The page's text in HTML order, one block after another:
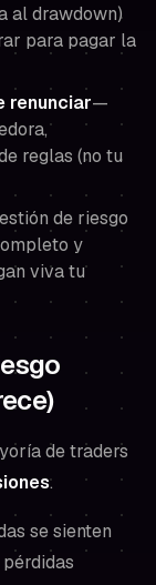
al drawdown)
para pagar la
renunciar—
reglas (no tu
de riesgo
y
viva tu
de traders
.
se sienten